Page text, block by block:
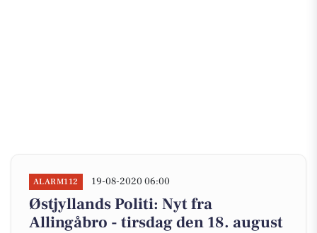
ALARM112 19-08-2020 06:00
Østjyllands Politi: Nyt fra
Allingåbro - tirsdag den 18. august